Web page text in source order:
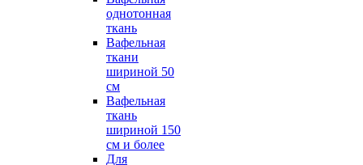
однотонная
ткань
Вафельная
ткани
шириной 50
см
Вафельная
ткань
шириной 150
см и более
Для